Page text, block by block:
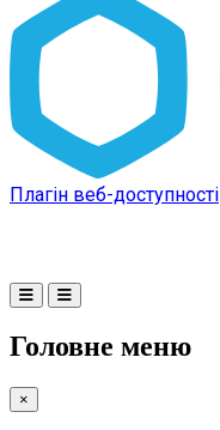
Плагін веб-доступності
Головне меню
×